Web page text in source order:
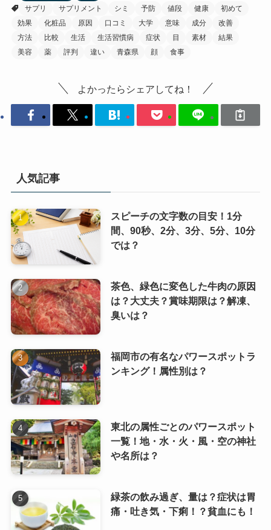
サプリ
サプリメント シミ 予防 値段 健康
初めて
効果
化粧品 原因 口コミ 大学 意味 成分
改善
方法
比較 生活 生活習慣病 症状 目 素材
結果
美容
薬 評判 違い 青森県 顔 食事
よかったらシェアしてね！
人気記事
スピーチの文字数の目安！1分
間、90秒、2分、3分、5分、10分
では？
茶色、緑色に変色した牛肉の原因
は？大丈夫？賞味期限は？解凍、
臭いは？
福岡市の有名なパワースポットラ
ンキング！属性別は？
東北の属性ごとのパワースポット
一覧！地・水・火・風・空の神社
や名所は？
緑茶の飲み過ぎ、量は？症状は胃
痛・吐き気・下痢！？貧血にも！